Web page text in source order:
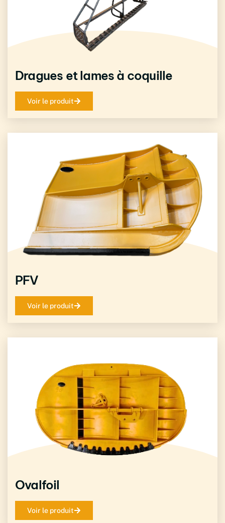
Dragues et lames à coquille
Voir le produit
PFV
Voir le produit
Ovalfoil
Voir le produit